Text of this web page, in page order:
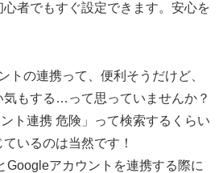
者でもすぐ設定できます。安心を
トの連携って、便利そうだけど、
気もする…って思っていませんか？
ト連携 危険」って検索するくらい
いるのは当然です！
Googleアカウントを連携する際に